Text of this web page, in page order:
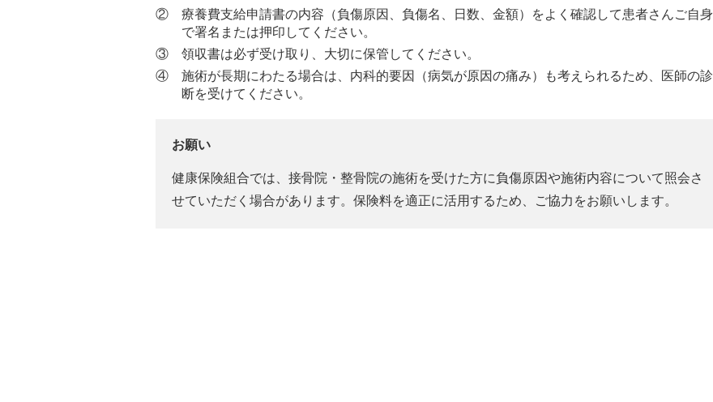
② 療養費支給申請書の内容（負傷原因、負傷名、日数、金額）をよく確認して患者さんご自身
で署名または押印してください。
③ 領収書は必ず受け取り、大切に保管してください。
④ 施術が長期にわたる場合は、内科的要因（病気が原因の痛み）も考えられるため、医師の診
断を受けてください。
お願い
健康保険組合では、接骨院・整骨院の施術を受けた方に負傷原因や施術内容について照会さ
せていただく場合があります。保険料を適正に活用するため、ご協力をお願いします。